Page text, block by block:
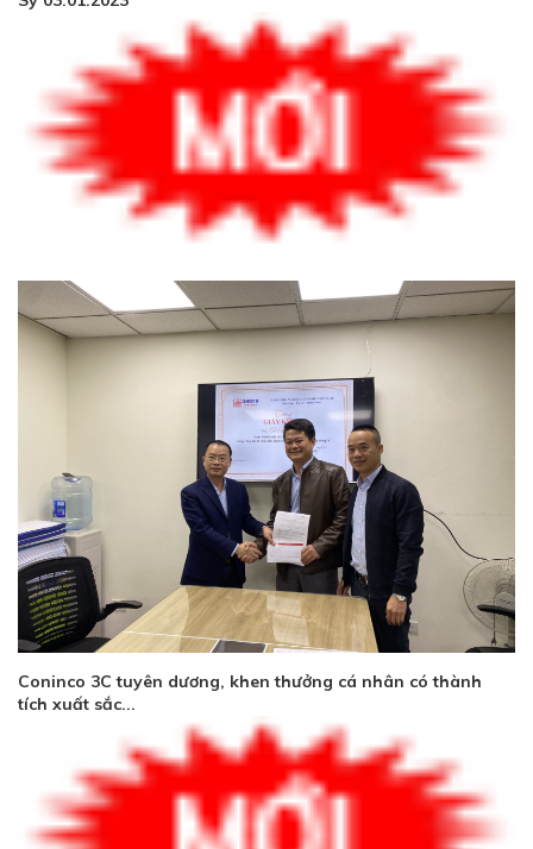
Coninco 3C tuyên dương, khen thưởng cá nhân có thành
tích xuất sắc...